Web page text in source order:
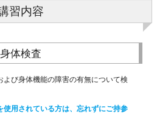
習内容
身体検査
び身体機能の障害の有無について検
用されている方は、忘れずにご持参